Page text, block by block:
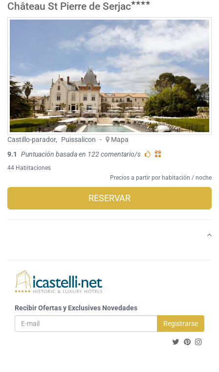
Château St Pierre de Serjac
Castillo-parador, Puissalicon -
Mapa
9.1
Puntuación basada en 122 comentario/s
44 Habitaciones
Precios a partir por habitación / noche
RESERVAR
Recibir Ofertas y Exclusives Novedades
Registrarse